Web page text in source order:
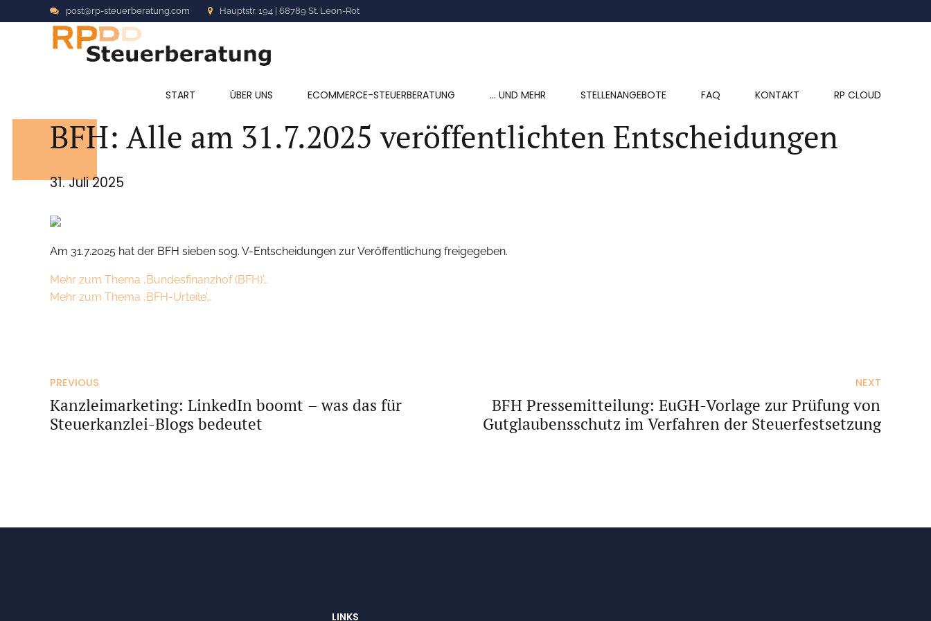
post@rp-steuerberatung.com Hauptstr. 194 | 68789 St. Leon-Rot
START ÜBER UNS ECOMMERCE-STEUERBERATUNG … UND MEHR STELLENANGEBOTE FAQ KONTAKT RP CLOUD
BFH: Alle am 31.7.2025 veröffentlichten Entscheidungen
31. Juli 2025
Am 31.7.2025 hat der BFH sieben sog. V-Entscheidungen zur Veröffentlichung freigegeben.
Mehr zum Thema ‚Bundesfinanzhof (BFH)’…
Mehr zum Thema ‚BFH-Urteile’…
PREVIOUS
Kanzleimarketing: LinkedIn boomt – was das für
Steuerkanzlei-Blogs bedeutet
NEXT
BFH Pressemitteilung: EuGH-Vorlage zur Prüfung von
Gutglaubensschutz im Verfahren der Steuerfestsetzung
LINKS